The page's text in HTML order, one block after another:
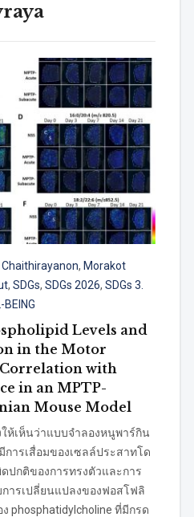
, Morakot
, SDGs, SDGs 2026, SDGs 3.
BEING
Levels and
in the Motor
with
in an MPTP-
Mouse Model
ห้เห็นว่าแบบจำลองหนูพาร์กิน
การเสื่อมของเซลล์ประสาทโด
ปกติของการทรงตัวและการ
ารเปลี่ยนแปลงของฟอสโฟลิ
phosphatidylcholine ที่มีกรด